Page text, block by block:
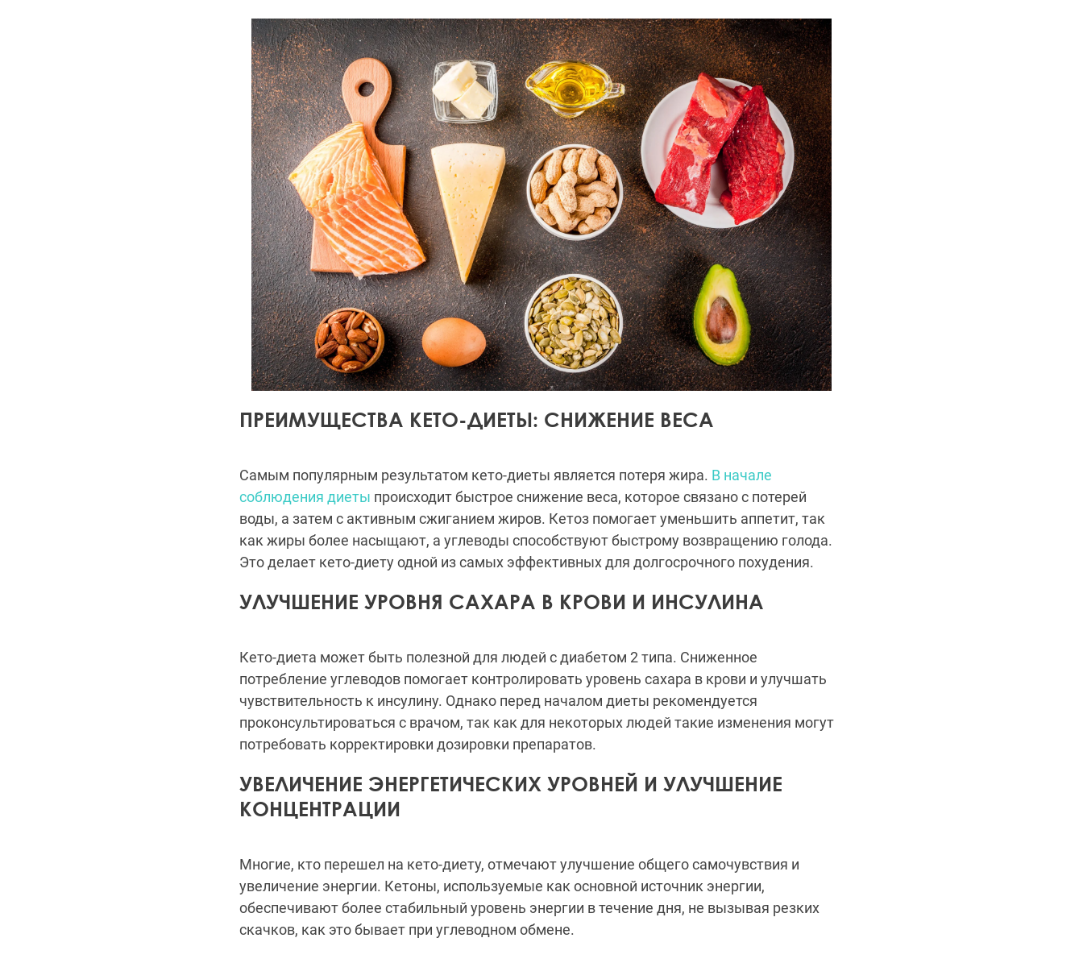
ПРЕИМУЩЕСТВА КЕТО-ДИЕТЫ: СНИЖЕНИЕ ВЕСА
Самым популярным результатом кето-диеты является потеря жира. В начале
соблюдения диеты происходит быстрое снижение веса, которое связано с потерей
воды, а затем с активным сжиганием жиров. Кетоз помогает уменьшить аппетит, так
как жиры более насыщают, а углеводы способствуют быстрому возвращению голода.
Это делает кето-диету одной из самых эффективных для долгосрочного похудения.
УЛУЧШЕНИЕ УРОВНЯ САХАРА В КРОВИ И ИНСУЛИНА
Кето-диета может быть полезной для людей с диабетом 2 типа. Сниженное
потребление углеводов помогает контролировать уровень сахара в крови и улучшать
чувствительность к инсулину. Однако перед началом диеты рекомендуется
проконсультироваться с врачом, так как для некоторых людей такие изменения могут
потребовать корректировки дозировки препаратов.
УВЕЛИЧЕНИЕ ЭНЕРГЕТИЧЕСКИХ УРОВНЕЙ И УЛУЧШЕНИЕ
КОНЦЕНТРАЦИИ
Многие, кто перешел на кето-диету, отмечают улучшение общего самочувствия и
увеличение энергии. Кетоны, используемые как основной источник энергии,
обеспечивают более стабильный уровень энергии в течение дня, не вызывая резких
скачков, как это бывает при углеводном обмене.